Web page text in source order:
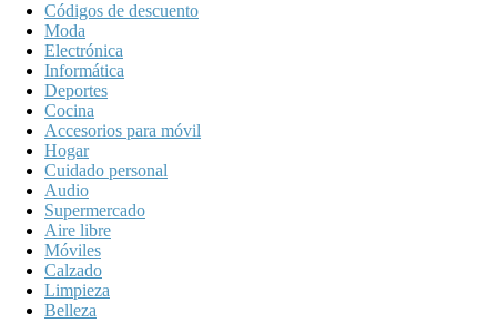
Códigos de descuento
Moda
Electrónica
Informática
Deportes
Cocina
Accesorios para móvil
Hogar
Cuidado personal
Audio
Supermercado
Aire libre
Móviles
Calzado
Limpieza
Belleza